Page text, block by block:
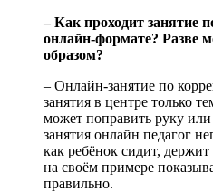
– Как проходит занятие
онлайн-формате? Разве
образом?
– Онлайн-занятие по
занятия в центре только
может поправить руку
занятия онлайн педагог
как ребёнок сидит,
на своём примере
правильно.